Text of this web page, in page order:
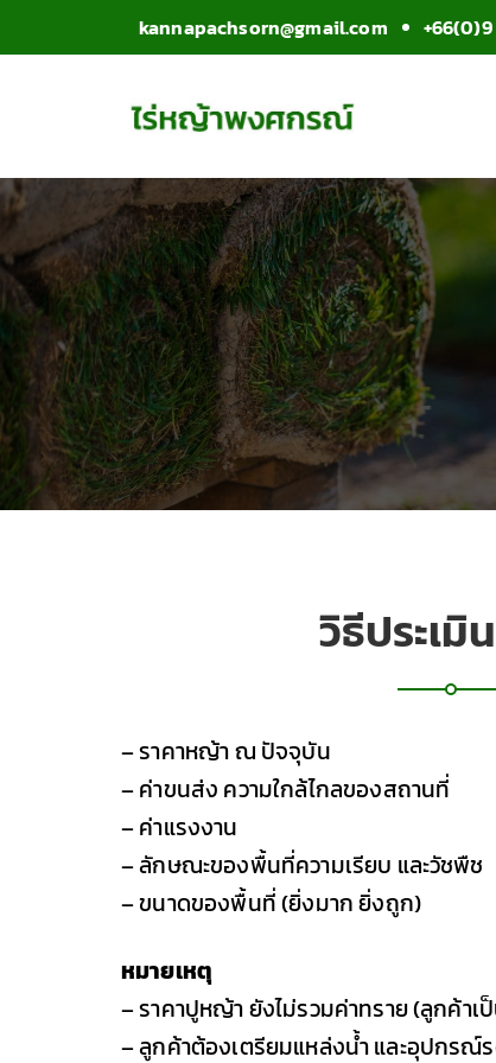
kannapachsorn@gmail.com +66(0)9
วิธีประเมิ
– ราคาหญ้า ณ ปัจจุบัน
– ค่าขนส่ง ความใกล้ไกลของสถานที่
– ค่าแรงงาน
– ลักษณะของพื้นที่ความเรียบ และวัชพืช
– ขนาดของพื้นที่ (ยิ่งมาก ยิ่งถูก)
หมายเหตุ
– ราคาปูหญ้า ยังไม่รวมค่าทราย (ลูกค้า
– ลูกค้าต้องเตรียมแหล่งน้ำ และอุปกรณ์